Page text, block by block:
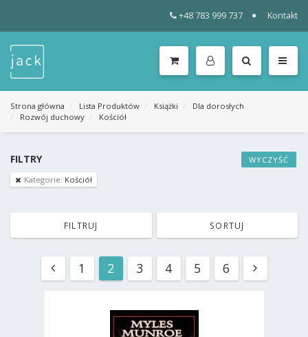
+48 783 999 737 Kontakt
KATEGORIE
MENU
Strona główna Lista Produktów Książki
Dla dorosłych
Rozwój duchowy
Kościół
FILTRY
WYCZYŚĆ
Kategorie: Kościół
FILTRUJ SORTUJ
1 2 3 4 5 6